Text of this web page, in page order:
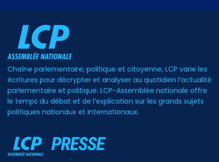
Chaîne parlementaire, politique et citoyenne, LCP varie les
écritures pour décrypter et analyser au quotidien l’actualité
parlementaire et politique. LCP-Assemblée nationale offre
le temps du débat et de l’explication sur les grands sujets
politiques nationaux et internationaux.